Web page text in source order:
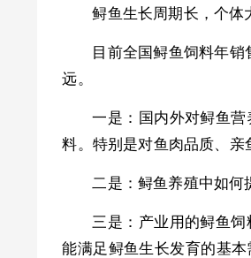
鲟鱼生长周期长，个体
目前全国鲟鱼饲料年
远。
一是：国内外对鲟鱼
料。特别是对鱼肉品质、亲
二是：鲟鱼养殖中如何
三是：产业用的鲟鱼
能满足鲟鱼生长发育的基